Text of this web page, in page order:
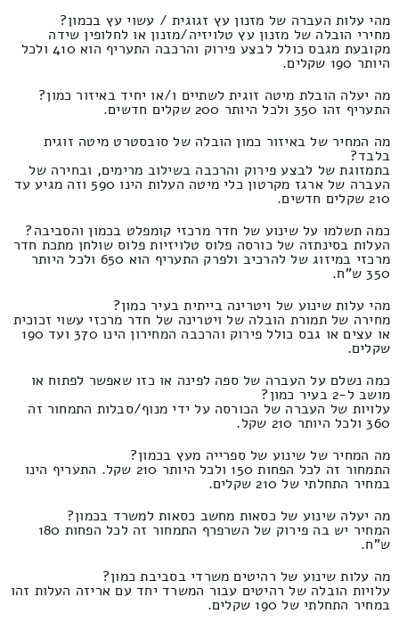
מהי עלות העברה של מזנון עץ זגוגית / עשוי עץ בכמון?
מחירי הובלה של מזנון עץ טלויזיה/מזנון או לחלופין שידה
מקובעת מגבס כולל לבצע פירוק והרכבה התעריף הוא 410 ולכל
היותר 190 שקלים.
מה יעלה הובלת מיטה זוגית לשתיים ו/או יחיד באיזור כמון?
התעריף זהו 350 ולכל היותר 200 שקלים חדשים.
מה המחיר של באיזור כמון הובלה של סובסטרט מיטה זוגית
בלבד?
בתמזוגת של לבצע פירוק והרכבה בשילוב מרימים, ובחירה של
העברה של ארגז מקרטון כלי מיטה העלות הינו 590 וזה מגיע עד
210 שקלים חדשים.
כמה תשלמו על שינוע של חדר מרכזי קומפלט בכמון והסביבה?
העלות בסינתזה של כורסה פלוס טלויזיות פלוס שולחן מתכת חדר
מרכזי במיזוג של להרכיב ולפרק התעריף הוא 650 ולכל היותר
350 ש"ח.
מהי עלות שינוע של ויטרינה בייתית בעיר כמון?
מחירה של תמורת הובלה של ויטרינה של חדר מרכזי עשוי זכוכית
או עצים או גבס כולל פירוק והרכבה המחירון הינו 370 ועד 190
שקלים.
כמה נשלם על העברה של ספה לפינה או כזו שאפשר לפתוח או
מושב ל-2 בעיר כמון?
עלויות של העברה של הכורסה על ידי מנוף/סבלות התמחור זה
360 ולכל היותר 210 שקל.
מה המחיר של שינוע של ספרייה מעץ בכמון?
התמחור זה לכל הפחות 150 ולכל היותר 210 שקל. התעריף הינו
במחיר התחלתי של 210 שקלים.
מה יעלה שינוע של כסאות מחשב כסאות למשרד בכמון?
המחיר יש בה פירוק של השרפרף התמחור זה לכל הפחות 180
ש"ח.
מה עלות שינוע של רהיטים משרדי בסביבת כמון?
עלויות הובלה של רהיטים עבור המשרד יחד עם אריזה העלות זהו
במחיר התחלתי של 190 שקלים.